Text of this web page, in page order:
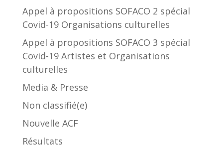
Appel à propositions SOFACO 2 spécial
Covid-19 Organisations culturelles
Appel à propositions SOFACO 3 spécial
Covid-19 Artistes et Organisations
culturelles
Media & Presse
Non classifié(e)
Nouvelle ACF
Résultats